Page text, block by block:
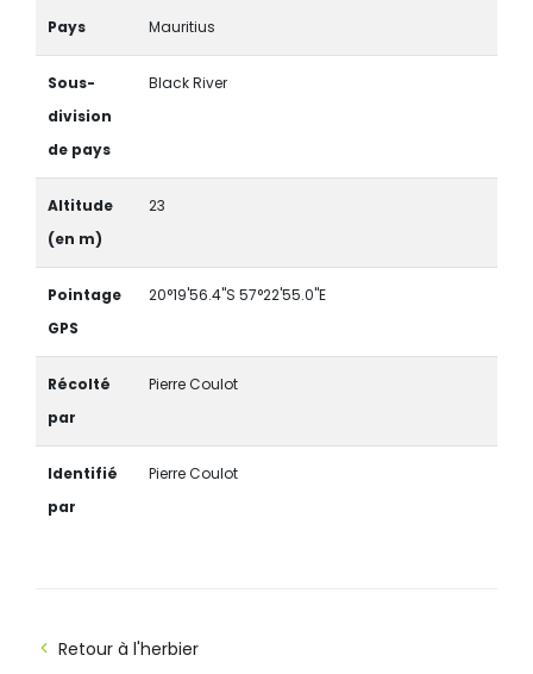
Pays Mauritius
Sous-
division
de pays
Black River
Altitude
(en m)
23
Pointage
GPS
20°19'56.4"S 57°22'55.0"E
Récolté
par
Pierre Coulot
Identifié
par
Pierre Coulot
Retour à l'herbier